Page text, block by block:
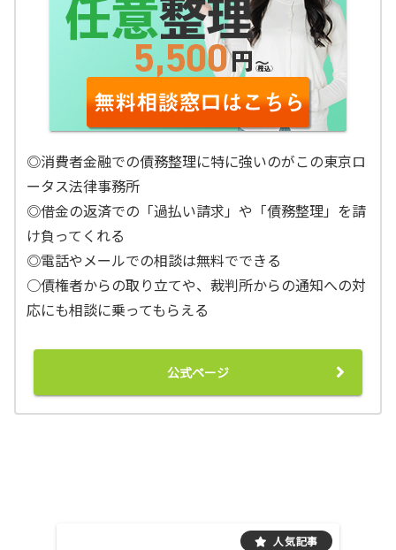
◎消費者金融での債務整理に特に強いのがこの東京ロ
ータス法律事務所
◎借金の返済での「過払い請求」や「債務整理」を請
け負ってくれる
◎電話やメールでの相談は無料でできる
○債権者からの取り立てや、裁判所からの通知への対
応にも相談に乗ってもらえる
公式ページ